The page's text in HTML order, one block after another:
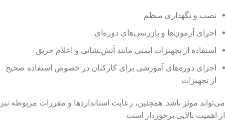
نصب و نگهداری منظم
اجرای آزمون‌ها و بازرسی‌های دوره‌ای
استفاده از تجهیزات ایمنی مانند آتش‌نشانی و اعلام حریق
اجرای دوره‌های آموزشی برای کارکنان در خصوص استفاده صحیح
از تجهیزات
می‌تواند موثر باشد. همچنین، رعایت استانداردها و مقررات مربوطه نیز
از اهمیت بالایی برخوردار است.